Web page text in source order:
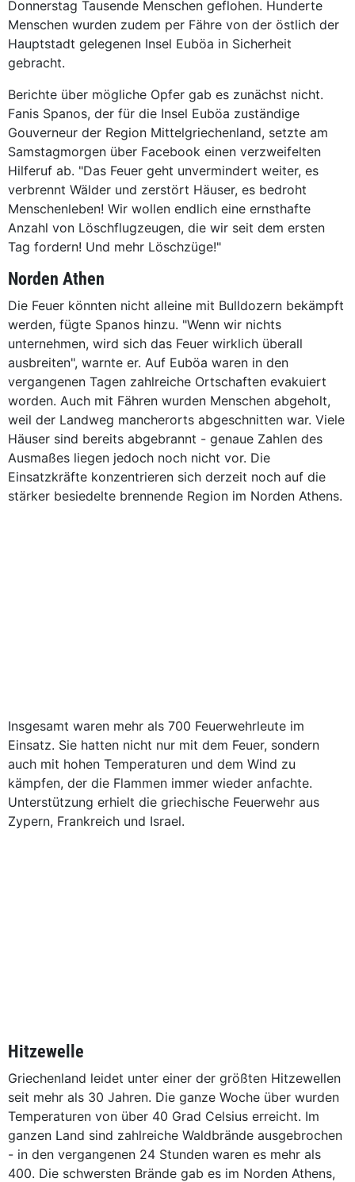
Donnerstag Tausende Menschen geflohen. Hunderte
Menschen wurden zudem per Fähre von der östlich der
Hauptstadt gelegenen Insel Euböa in Sicherheit
gebracht.
Berichte über mögliche Opfer gab es zunächst nicht.
Fanis Spanos, der für die Insel Euböa zuständige
Gouverneur der Region Mittelgriechenland, setzte am
Samstagmorgen über Facebook einen verzweifelten
Hilferuf ab. "Das Feuer geht unvermindert weiter, es
verbrennt Wälder und zerstört Häuser, es bedroht
Menschenleben! Wir wollen endlich eine ernsthafte
Anzahl von Löschflugzeugen, die wir seit dem ersten
Tag fordern! Und mehr Löschzüge!"
Norden Athen
Die Feuer könnten nicht alleine mit Bulldozern bekämpft
werden, fügte Spanos hinzu. "Wenn wir nichts
unternehmen, wird sich das Feuer wirklich überall
ausbreiten", warnte er. Auf Euböa waren in den
vergangenen Tagen zahlreiche Ortschaften evakuiert
worden. Auch mit Fähren wurden Menschen abgeholt,
weil der Landweg mancherorts abgeschnitten war. Viele
Häuser sind bereits abgebrannt - genaue Zahlen des
Ausmaßes liegen jedoch noch nicht vor. Die
Einsatzkräfte konzentrieren sich derzeit noch auf die
stärker besiedelte brennende Region im Norden Athens.
Insgesamt waren mehr als 700 Feuerwehrleute im
Einsatz. Sie hatten nicht nur mit dem Feuer, sondern
auch mit hohen Temperaturen und dem Wind zu
kämpfen, der die Flammen immer wieder anfachte.
Unterstützung erhielt die griechische Feuerwehr aus
Zypern, Frankreich und Israel.
Hitzewelle
Griechenland leidet unter einer der größten Hitzewellen
seit mehr als 30 Jahren. Die ganze Woche über wurden
Temperaturen von über 40 Grad Celsius erreicht. Im
ganzen Land sind zahlreiche Waldbrände ausgebrochen
- in den vergangenen 24 Stunden waren es mehr als
400. Die schwersten Brände gab es im Norden Athens,